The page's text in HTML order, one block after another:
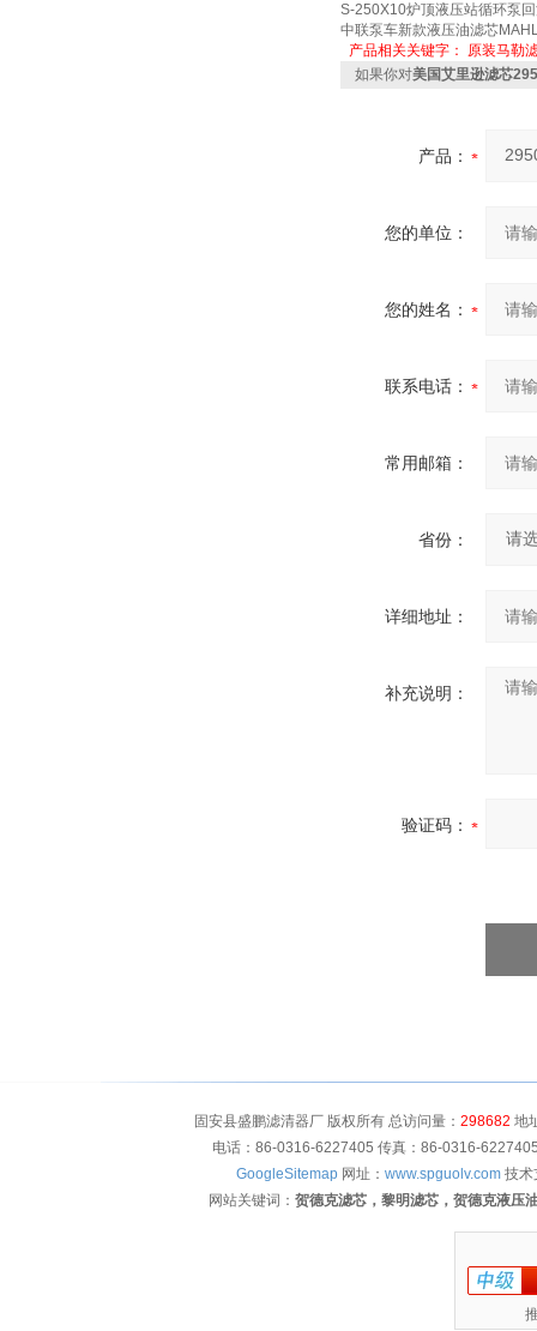
S-250X10炉顶液压站循环泵
中联泵车新款液压油滤芯
产品相关关键字： 原装马勒
如果你对美国艾里逊滤芯
产品：
您的单位：
您的姓名：
联系电话：
常用邮箱：
省份：
详细地址：
补充说明：
验证码：
固安县盛鹏滤清器厂 版权所有 总访问量： 298682 地
电话：86-0316-6227405 传真：86-0316-
GoogleSitemap 网址： www.spguolv.com 技术
网站关键词： 贺德克滤芯，黎明滤芯，贺德克液压